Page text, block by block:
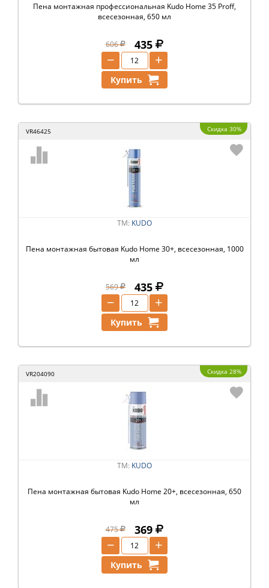
Пена монтажная профессиональная Kudo Home 35 Proff,
всесезонная, 650 мл
606 435
+
−
Купить
VR46425 Скидка 30%
ТМ: KUDO
Пена монтажная бытовая Kudo Home 30+, всесезонная, 1000
мл
569 435
+
−
Купить
VR204090 Скидка 28%
ТМ: KUDO
Пена монтажная бытовая Kudo Home 20+, всесезонная, 650
мл
475 369
+
−
Купить